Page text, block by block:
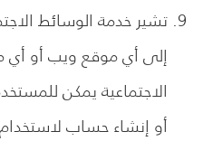
تشير خدمة الوسائط
إلى أي موقع ويب أو أي
الاجتماعية يمكن
أو إنشاء حساب